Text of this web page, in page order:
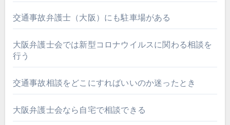
交通事故弁護士（大阪）にも駐車場がある
大阪弁護士会では新型コロナウイルスに関わる相談を
行う
交通事故相談をどこにすればいいのか迷ったとき
大阪弁護士会なら自宅で相談できる